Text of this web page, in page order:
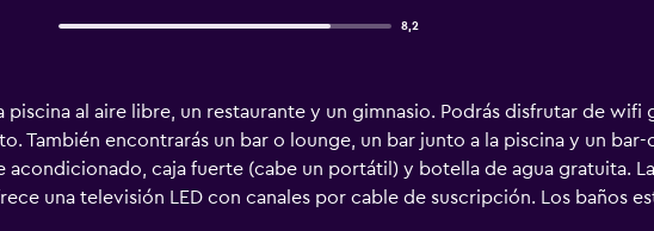
8,2
piscina al aire libre, un restaurante y un gimnasio. Podrás disfrutar de wifi
También encontrarás un bar o lounge, un bar junto a la piscina y un
acondicionado, caja fuerte (cabe un portátil) y botella de agua gratuita.
una televisión LED con canales por cable de suscripción. Los baños
de pelo. Los huéspedes pueden navegar por la web gracias a